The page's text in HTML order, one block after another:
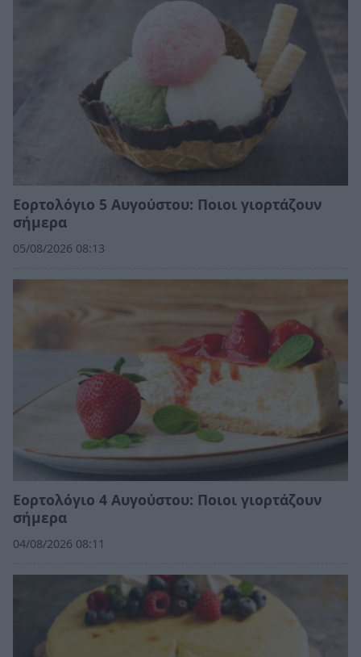
Εορτολόγιο 5 Αυγούστου: Ποιοι γιορτάζουν
σήμερα
05/08/2026 08:13
Εορτολόγιο 4 Αυγούστου: Ποιοι γιορτάζουν
σήμερα
04/08/2026 08:11